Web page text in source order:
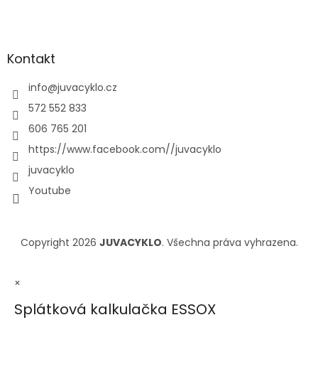
Kontakt
info@juvacyklo.cz
572 552 833
606 765 201
https://www.facebook.com//juvacyklo
juvacyklo
Youtube
Copyright 2026 JUVACYKLO. Všechna práva vyhrazena.
×
Splátková kalkulačka ESSOX